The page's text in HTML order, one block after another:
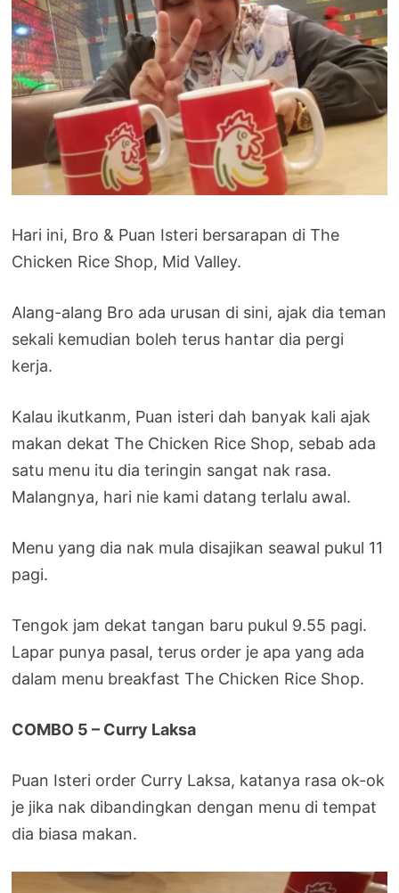
Hari ini, Bro & Puan Isteri bersarapan di The
Chicken Rice Shop, Mid Valley.
Alang-alang Bro ada urusan di sini, ajak dia teman
sekali kemudian boleh terus hantar dia pergi
kerja.
Kalau ikutkanm, Puan isteri dah banyak kali ajak
makan dekat The Chicken Rice Shop, sebab ada
satu menu itu dia teringin sangat nak rasa.
Malangnya, hari nie kami datang terlalu awal.
Menu yang dia nak mula disajikan seawal pukul 11
pagi.
Tengok jam dekat tangan baru pukul 9.55 pagi.
Lapar punya pasal, terus order je apa yang ada
dalam menu breakfast The Chicken Rice Shop.
COMBO 5 – Curry Laksa
Puan Isteri order Curry Laksa, katanya rasa ok-ok
je jika nak dibandingkan dengan menu di tempat
dia biasa makan.